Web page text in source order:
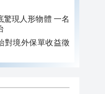
驚現人形物體 一名
對境外保單收益徵